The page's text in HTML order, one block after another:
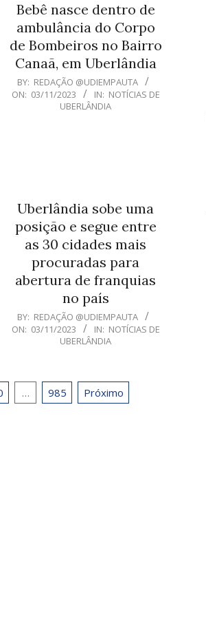
Bebê nasce dentro de
ambulância do Corpo
de Bombeiros no Bairro
Canaã, em Uberlândia
2023-
11-
BY: REDAÇÃO @UDIEMPAUTA
ON: 03/11/2023 IN: NOTÍCIAS DE
UBERLÂNDIA
Uberlândia sobe uma
posição e segue entre
as 30 cidades mais
procuradas para
abertura de franquias
no país
2023-
11-
BY: REDAÇÃO @UDIEMPAUTA
ON: 03/11/2023 IN: NOTÍCIAS DE
UBERLÂNDIA
… 985 Próximo